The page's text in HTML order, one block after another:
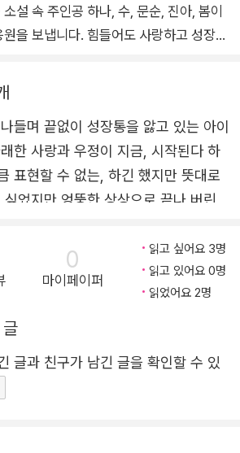
간이 가장 소중한 문순이는 최근 소원해
일이라고는 하나도 없는 지루한 일상을
이가 혹시 나를 좋아하나? 이번 기회에
보면 어떨까?
하던 어느 날 사무실로 걸려온 의문의 전화
가느다란 목소리와 유리라는 이름으로부
애써 덮어 두었던 시간과 공간이 순식간
그 순간에 다시 한번 놓이게 된 진아는 어
가지 못한다. 라희의 남친이었던 도형
상 미용실》은 《별세상 목욕탕》에 이은 제
설 속 주인공 하나, 수, 문순, 진아, 봄이
을 보냅니다. 힘들어도 사랑하고 성장하
들며 끝없이 성장통을 앓고 있는 아이
한 사랑과 우정이 지금, 시작된다 하
표현할 수 없는, 하긴 했지만 뜻대로
었지만 엉뚱한 상상으로 끝나 버린,
채우고 있는 조각들이다. 김리리는 우리
을 세심히 관찰하고, 특유의 재기와 선
사를 만들어 낸다. 쨍하게 내리쬐는
또렷한 풍경, 각각의 상황은 다르지
습으로 단장해 독자들을 다시 찾아간
실에 사는 두꺼비』 등의 동화로 독자들
0
마이페이퍼
읽고 싶어요 3명
읽고 있어요 0명
읽었어요 2명
글과 친구가 남긴 글을 확인할 수 있